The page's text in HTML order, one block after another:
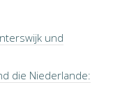
und
die Niederlande: